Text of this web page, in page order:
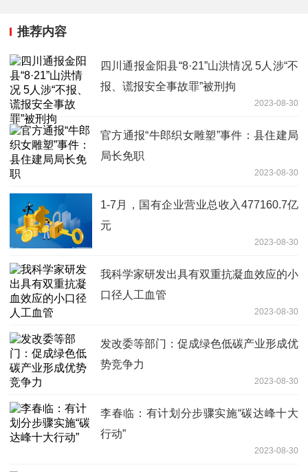
推荐内容
四川通报金阳县“8·21”山洪情况 5人涉“不
报、谎报安全事故罪”被刑拘
2023-08-30
官方通报“牛郎织女雕塑”事件：县住建局
局长免职
2023-08-30
1-7月，国有企业营业总收入477160.7亿
元
2023-08-30
我科学家研发出具有双重抗凝血效应的小
口径人工血管
2023-08-30
发改委等部门：促成绿色低碳产业形成优
势竞争力
2023-08-30
李春临：有计划分步骤实施“碳达峰十大
行动”
2023-08-30